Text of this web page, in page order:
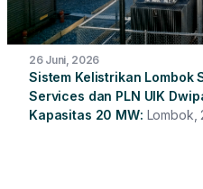
26 Juni, 2026
Sistem Kelistrikan Lombok
Services dan PLN UIK
Kapasitas 20 MW Lombok,